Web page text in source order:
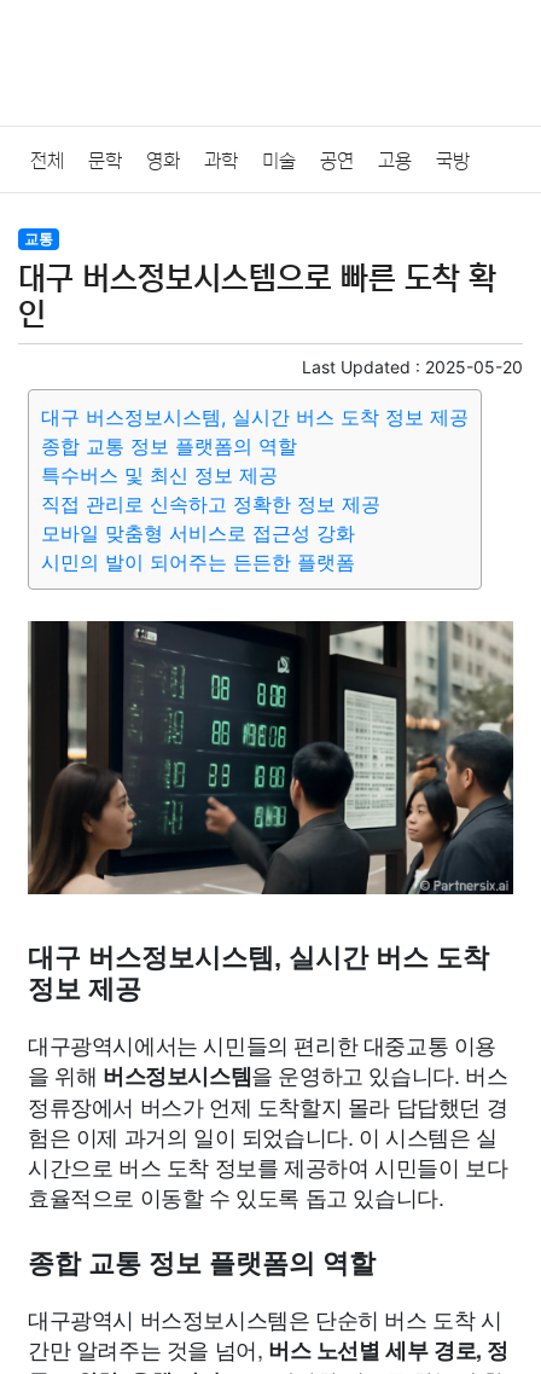
전체 문학 영화 과학 미술 공연 고용 국방
법률
질병 가요 방송 일상 주식 암호화폐 블록체인
미용 증권 인테리어
요리 상품리뷰 원예 금융 게임 스포츠 사진
대출 자동차 취미 여행 맛집 IT
종교 사회 정치 건강 의료 의학
부동산 외국어 교육 교통 생활 기타
교통
대구 버스정보시스템으로 빠른 도착 확
인
Last Updated : 2025-05-20
대구 버스정보시스템, 실시간 버스 도착 정보 제공
종합 교통 정보 플랫폼의 역할
특수버스 및 최신 정보 제공
직접 관리로 신속하고 정확한 정보 제공
모바일 맞춤형 서비스로 접근성 강화
시민의 발이 되어주는 든든한 플랫폼
대구 버스정보시스템, 실시간 버스 도착
정보 제공
대구광역시에서는 시민들의 편리한 대중교통 이용
을 위해 버스정보시스템을 운영하고 있습니다. 버스
정류장에서 버스가 언제 도착할지 몰라 답답했던 경
험은 이제 과거의 일이 되었습니다. 이 시스템은 실
시간으로 버스 도착 정보를 제공하여 시민들이 보다
효율적으로 이동할 수 있도록 돕고 있습니다.
종합 교통 정보 플랫폼의 역할
대구광역시 버스정보시스템은 단순히 버스 도착 시
간만 알려주는 것을 넘어, 버스 노선별 세부 경로, 정